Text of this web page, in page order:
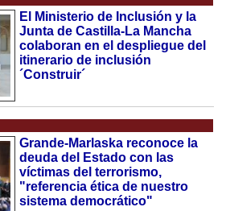
El Ministerio de Inclusión y la
Junta de Castilla-La Mancha
colaboran en el despliegue del
itinerario de inclusión
´Construir´
Grande-Marlaska reconoce la
deuda del Estado con las
víctimas del terrorismo,
"referencia ética de nuestro
sistema democrático"